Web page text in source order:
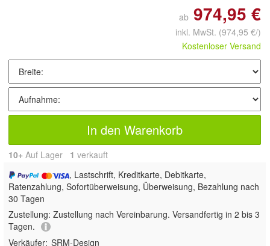
ab 974,95 €
inkl. MwSt. (974,95 €/)
Kostenloser Versand
In den Warenkorb
10+ Auf Lager 1 verkauft
, Lastschrift, Kreditkarte, Debitkarte,
Ratenzahlung, Sofortüberweisung, Überweisung, Bezahlung nach
30 Tagen
Zustellung: Zustellung nach Vereinbarung. Versandfertig in 2 bis 3
Tagen.
Verkäufer: SRM-Design